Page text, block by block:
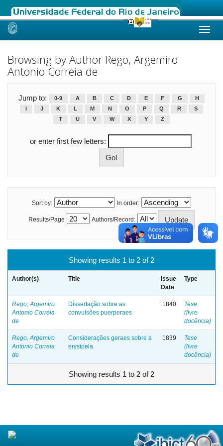
Skip
Browsing by Author Rego, Argemiro
Antonio Correia de
Jump to: 0-9 A B C D E F G
H
J K L M N O P Q R
S
T
U V W X Y Z
or enter first few letters:
Sort by: In order:
Results/Page Authors/Record:
Showing results 1 to 2 of 2
Author(s) Title
Issue
Date
Type
Rego, Argemiro
Antonio Correia
de
Dissertação sobre as
convulsões puerperaes
1840
Tese
(livre
docência)
Rego, Argemiro
Antonio Correia
de
Considerações geraes sobre a
erysipela
1839
Tese
(livre
docência)
Showing results 1 to 2 of 2